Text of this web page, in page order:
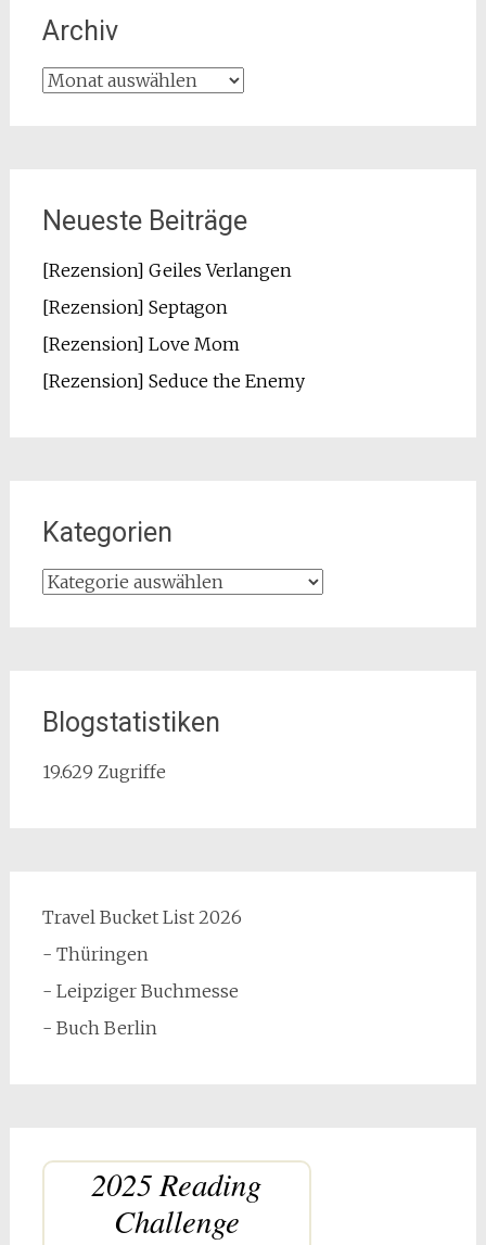
Archiv
Archiv
Neueste Beiträge
[Rezension] Geiles Verlangen
[Rezension] Septagon
[Rezension] Love Mom
[Rezension] Seduce the Enemy
Kategorien
Kategorien
Blogstatistiken
19.629 Zugriffe
Travel Bucket List 2026
- Thüringen
- Leipziger Buchmesse
- Buch Berlin
2025 Reading
Challenge